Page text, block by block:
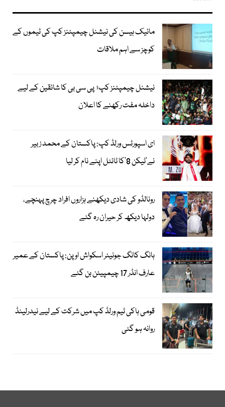
مائیک ہیسن کی نیشنل چیمپئنز کپ کی ٹیموں کے
کوچز سے اہم ملاقات
نیشنل چیمپئنز کپ؛ پی سی بی کا شائقین کے لیے
داخلہ مفت رکھنے کا اعلان
ای اسپورٹس ورلڈ کپ: پاکستان کے محمد زبیر
نے’ٹیکن 8‘کا ٹائٹل اپنے نام کر لیا
رونالڈو کی شادی دیکھنے ہزاروں افراد چرچ پہنچے،
دولہا دیکھ کر حیران رہ گئے
ہانگ کانگ جونیئر اسکواش اوپن: پاکستان کے عمیر
عارف انڈر 17 چیمپیئن بن گئے
قومی ہاکی ٹیم ورلڈ کپ میں شرکت کے لیے نیدرلینڈ
روانہ ہو گئی